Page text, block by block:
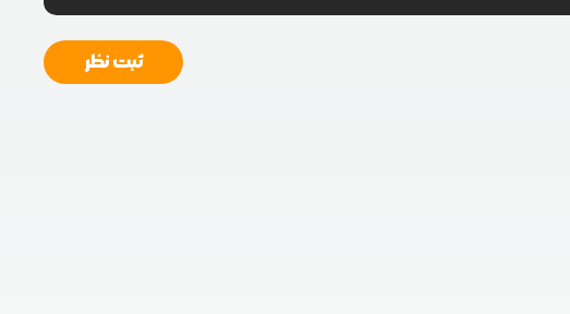
ثبت نظر